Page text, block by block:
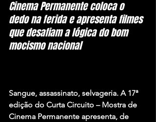
Cinema Permanente coloca o
dedo na ferida e apresenta filmes
que desafiam a lógica do bom
mocismo nacional
Sangue, assassinato, selvageria. A 17ª
edição do Curta Circuito – Mostra de
Cinema Permanente apresenta, de